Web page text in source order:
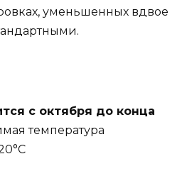
уменьшенных вдвое
с октября до конца
температура